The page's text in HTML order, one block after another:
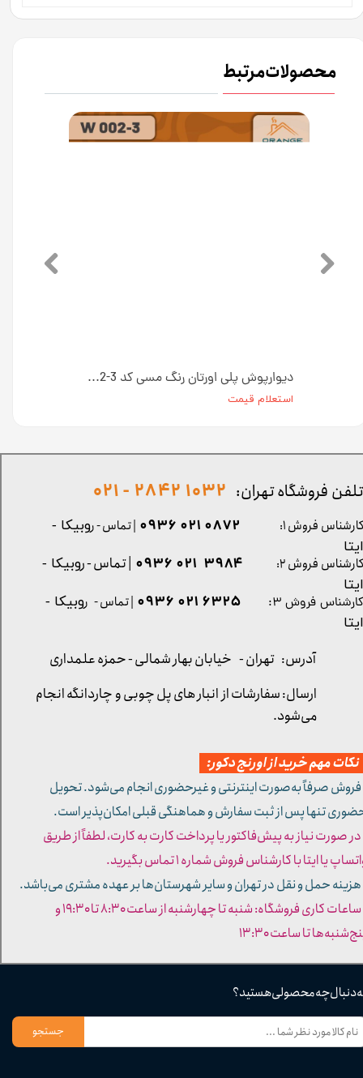
محصولات مرتبط
دیوارپوش پلی اورتان رنگ مسی کد W002-3 ابعاد 110*37 سانت
استعلام قیمت
دنبال چه محصولی هستید؟
جستجو
کارشناس فروش ۳: ۶۳۲۵ ۰۲۱ ۰۹۳۶ | تماس - روبیکا -
ایتا
آدرس: تهران - خیابان بهار شمالی - حمزه علمداری
تلفن فروشگاه تهران: 1032 2842 - 021
مهم خرید از اورنج دکور:
صرفاً به‌صورت اینترنتی و غیرحضوری انجام می‌شود. تحویل
تنها پس از ثبت سفارش و هماهنگی قبلی امکان‌پذیر است.
صورت نیاز به پیش‌فاکتور یا پرداخت کارت به کارت، لطفاً از طریق
یا ایتا با کارشناس فروش شماره ۱ تماس بگیرید.
حمل و نقل در تهران و سایر شهرستان‌ها بر عهده مشتری می‌باشد.
- ساعات کاری فروشگاه: شنبه تا چهارشنبه از ساعت ۸:۳۰ تا ۱۹:۳۰ و
تا ساعت ۱۳:۳۰​​​​​​​
کارشناس فروش ۱: 0872 021 0936 | تماس - روبیکا -
ایتا
کارشناس فروش ۲:
۳۹۸۴ ۰۲۱ ۰۹۳۶ | تماس - روبیکا -
ایتا
ارسال: سفارشات از انبار های پل چوبی و چاردانگه انجام
می‌شود.